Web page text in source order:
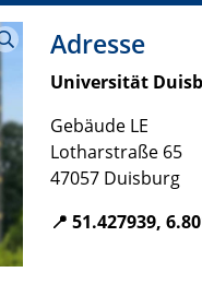
Adresse
Universität
Gebäude LE
Lotharstraße 65
47057 Duisburg
📍 51.427939,